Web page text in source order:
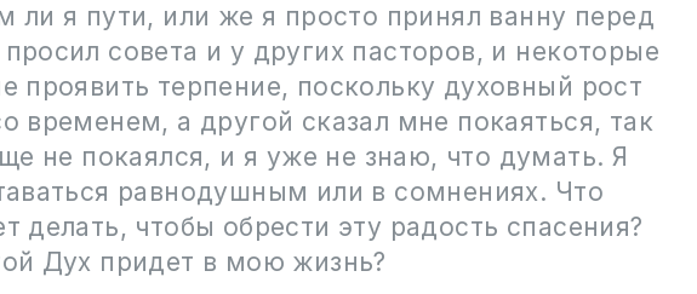
ли я пути, или же я просто принял ванну перед
совета и у других пасторов, и некоторые
проявить терпение, поскольку духовный рост
временем, а другой сказал мне покаяться, так
не покаялся, и я уже не знаю, что думать. Я
равнодушным или в сомнениях. Что
делать, чтобы обрести эту радость спасения?
Дух придет в мою жизнь?